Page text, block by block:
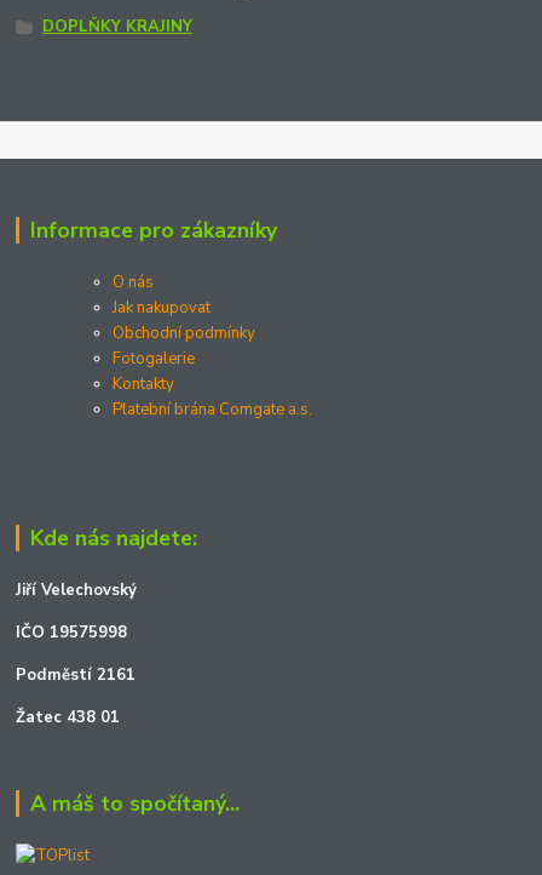
DOPLŇKY KRAJINY
Informace pro zákazníky
O nás
Jak nakupovat
Obchodní podmínky
Fotogalerie
Kontakty
Platební brána Comgate a.s.
Kde nás najdete:
Jiří Velechovský
IČO 19575998
Podměstí 2161
Žatec 438 01
A máš to spočítaný...